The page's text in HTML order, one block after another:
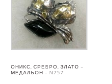
ОНИКС, СРЕБРО, ЗЛАТО –
МЕДАЛЬОН – N757